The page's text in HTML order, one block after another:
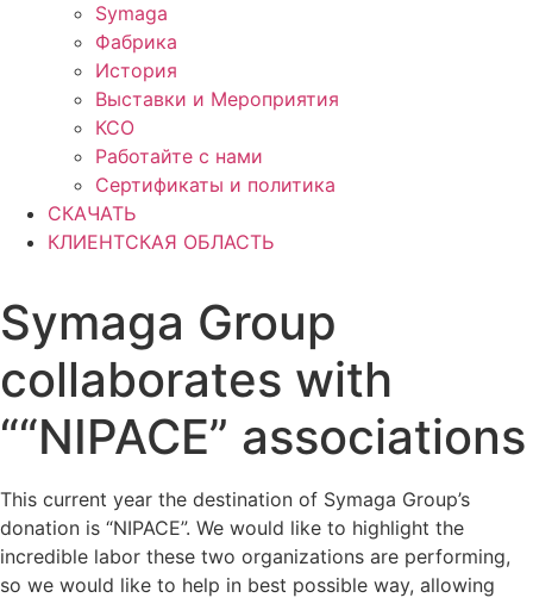
Symaga
Фабрика
История
Выставки и Мероприятия
КСО
Работайте с нами
Сертификаты и политика
СКАЧАТЬ
КЛИЕНТСКАЯ ОБЛАСТЬ
Symaga Group
collaborates with
““NIPACE” associations
This current year the destination of Symaga Group’s
donation is “NIPACE”. We would like to highlight the
incredible labor these two organizations are performing,
so we would like to help in best possible way, allowing